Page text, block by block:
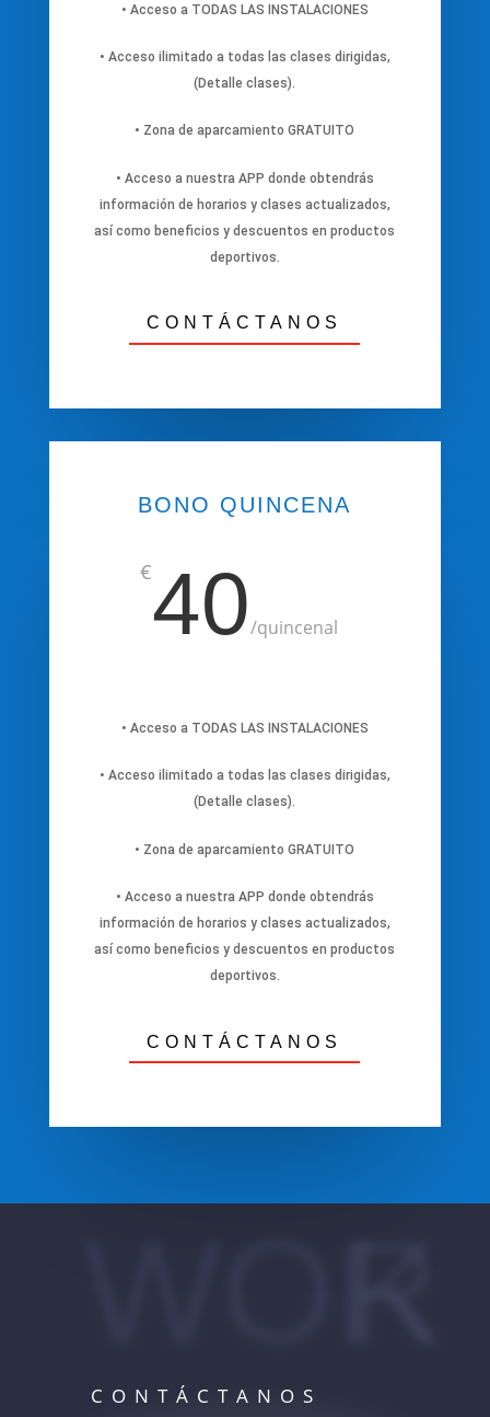
• Acceso a TODAS LAS INSTALACIONES
• Acceso ilimitado a todas las clases dirigidas,
(Detalle clases).
• Zona de aparcamiento GRATUITO
• Acceso a nuestra APP donde obtendrás
información de horarios y clases actualizados,
así como beneficios y descuentos en productos
deportivos.
CONTÁCTANOS
BONO QUINCENA
€40/quincenal
• Acceso a TODAS LAS INSTALACIONES
• Acceso ilimitado a todas las clases dirigidas,
(Detalle clases).
• Zona de aparcamiento GRATUITO
• Acceso a nuestra APP donde obtendrás
información de horarios y clases actualizados,
así como beneficios y descuentos en productos
deportivos.
CONTÁCTANOS
WORK
CONTÁCTANOS